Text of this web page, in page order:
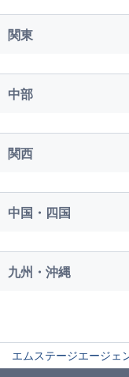
関東
中部
関西
中国・四国
九州・沖縄
エムステージエージェ